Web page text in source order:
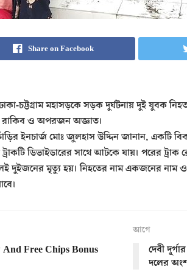
Share on Facebook
ঢাকা-চট্টগ্রাম মহাসড়কে সড়ক দুর্ঘটনায় দুই যুবক
ও অপরজন অজ্ঞাত।
ইনচার্জ মোঃ জুলহাস উদ্দিন জানান, একটি
ডিভাইডারের সাথে আটকে যায়। পরের
দুইজনের মৃত্যু হয়। নিহতের নাম একজনের নাম
Free Chips Bonus
আগে
দেবী
দলের